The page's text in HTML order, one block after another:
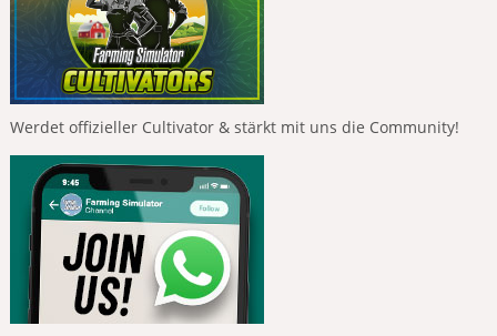
Werdet offizieller Cultivator & stärkt mit uns die Community!